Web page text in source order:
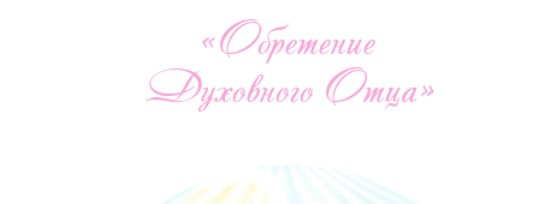
«Обретение
Духовного Отца»